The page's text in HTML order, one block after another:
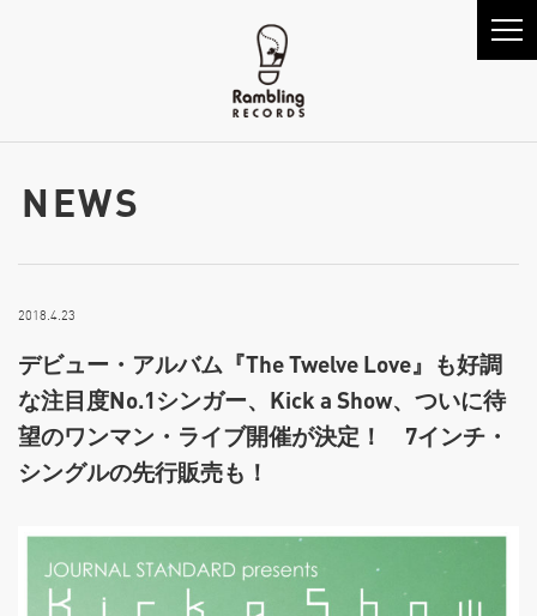
NEWS
2018.4.23
デビュー・アルバム『The Twelve Love』も好調
な注目度No.1シンガー、Kick a Show、ついに待
望のワンマン・ライブ開催が決定！ 7インチ・
シングルの先行販売も！